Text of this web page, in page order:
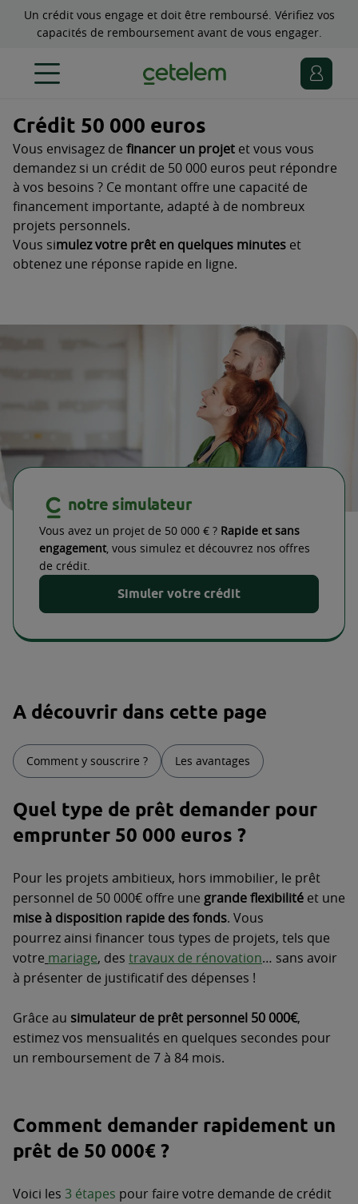
Un crédit vous engage et doit être remboursé. Vérifiez vos
capacités de remboursement avant de vous engager.
Crédit 50 000 euros
Vous envisagez de financer un projet et vous vous
demandez si un crédit de 50 000 euros peut répondre
à vos besoins ? Ce montant offre une capacité de
financement importante, adapté à de nombreux
projets personnels.
Vous simulez votre prêt en quelques minutes et
obtenez une réponse rapide en ligne.
notre simulateur
Vous avez un projet de 50 000 € ? Rapide et sans
engagement, vous simulez et découvrez nos offres
de crédit.
Simuler votre crédit
A découvrir dans cette page
Comment y souscrire ? Les avantages
Quel type de prêt demander pour
emprunter 50 000 euros ?
Pour les projets ambitieux, hors immobilier, le prêt
personnel de 50 000€ offre une grande flexibilité et une
mise à disposition rapide des fonds. Vous
pourrez ainsi financer tous types de projets, tels que
votre mariage, des travaux de rénovation… sans avoir
à présenter de justificatif des dépenses !
Grâce au simulateur de prêt personnel 50 000€,
estimez vos mensualités en quelques secondes pour
un remboursement de 7 à 84 mois.
Comment demander rapidement un
prêt de 50 000€ ?
Voici les 3 étapes pour faire votre demande de crédit